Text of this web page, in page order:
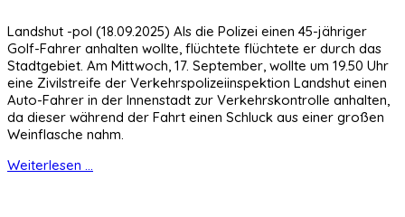
Landshut -pol (18.09.2025) Als die Polizei einen 45-jähriger
Golf-Fahrer anhalten wollte, flüchtete flüchtete er durch das
Stadtgebiet. Am Mittwoch, 17. September, wollte um 19.50 Uhr
eine Zivilstreife der Verkehrspolizeiinspektion Landshut einen
Auto-Fahrer in der Innenstadt zur Verkehrskontrolle anhalten,
da dieser während der Fahrt einen Schluck aus einer großen
Weinflasche nahm.
Weiterlesen ...